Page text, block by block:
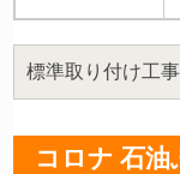
標準取り付け工
コロナ 石